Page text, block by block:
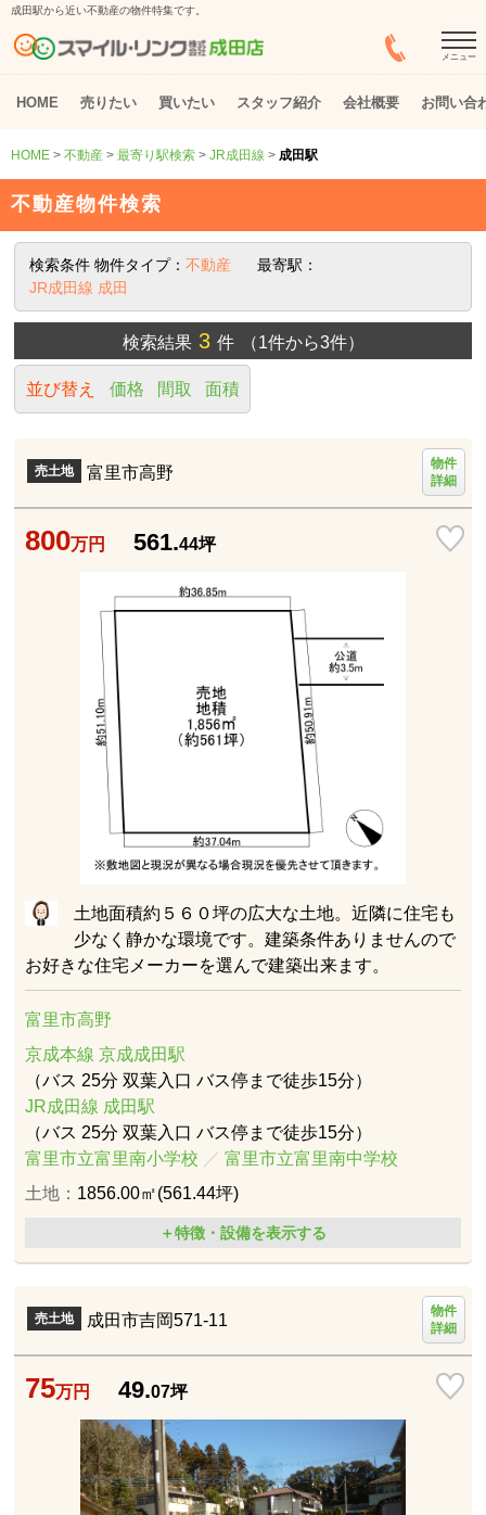
成田駅から近い不動産の物件特集です。
メニュー
HOME 売りたい 買いたい スタッフ紹介 会社概要 お問い合
HOME > 不動産 > 最寄り駅検索 > JR成田線 > 成田駅
不動産物件検索
検索条件 物件タイプ：不動産
最寄駅：
JR成田線 成田
検索結果3 件 （1件から3件）
並び替え 価格 間取 面積
売土地 富里市高野
物件
詳細
800万円 561.44坪
土地面積約５６０坪の広大な土地。近隣に住宅も
少なく静かな環境です。建築条件ありませんので
お好きな住宅メーカーを選んで建築出来ます。
富里市高野
京成本線 京成成田駅
（バス 25分 双葉入口 バス停まで徒歩15分）
JR成田線 成田駅
（バス 25分 双葉入口 バス停まで徒歩15分）
富里市立富里南小学校 ／ 富里市立富里南中学校
土地： 1856.00㎡(561.44坪)
＋特徴・設備を表示する
売土地 成田市吉岡571-11
物件
詳細
75万円 49.07坪